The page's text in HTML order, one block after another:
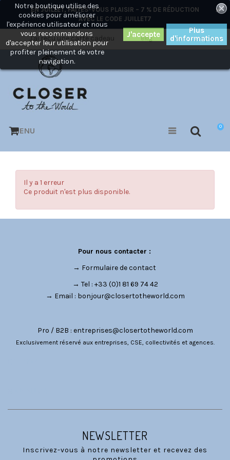
EN JUILLET, FAITES-VOUS PLAISIR – 7 % DE RÉDUCTION
AVEC LE CODE JUILLET7
×
Mon compte
Blog
J'ai reçu une carte cadeau
0
MENU
Notre boutique utilise des
cookies pour améliorer
l'expérience utilisateur et nous
vous recommandons
d'accepter leur utilisation pour
profiter pleinement de votre
navigation.
Plus
d'informations
Il y a 1 erreur
Ce produit n'est plus disponible.
Pour nous contacter :
→ Formulaire de contact
→ Tel : +33 (0)1 81 69 74 42
→ Email : bonjour@closertotheworld.com
Pro / B2B : entreprises@closertotheworld.com
Exclusivement réservé aux entreprises, CSE, collectivités et agences.
NEWSLETTER
Inscrivez-vous à notre newsletter et recevez des